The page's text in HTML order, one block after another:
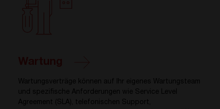
Wartungsverträge können auf Ihr eigenes Wartungsteam
und spezifische Anforderungen wie Service Level
Agreement (SLA), telefonischen Support,